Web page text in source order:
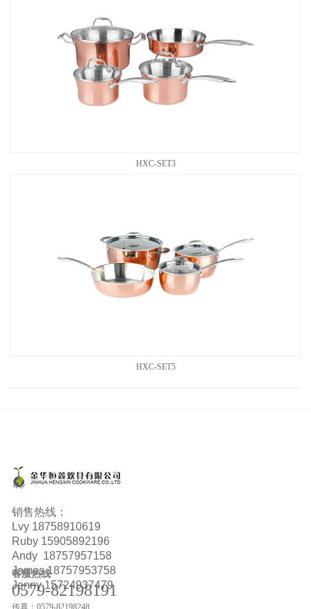
HXC-SET3
HXC-SET5
销售热线：
Lvy 18758910619
Ruby 15905892196
Andy 18757957158
James 18757953758
Jenny 15724937479
客服热线
0579-82198191
传真：0579-82198248